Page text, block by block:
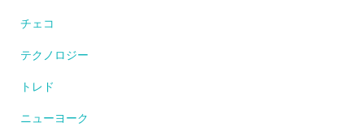
チェコ
テクノロジー
トレド
ニューヨーク